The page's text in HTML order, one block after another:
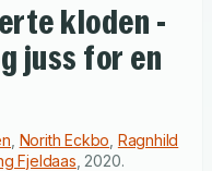
kloden -
juss for en
Norith Eckbo Ragnhild
Fjeldaas 2020.